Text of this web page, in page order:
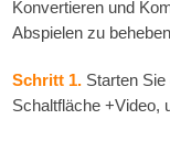
Konvertieren und
Abspielen zu
Schritt 1. Starten
Schaltfläche +Video,